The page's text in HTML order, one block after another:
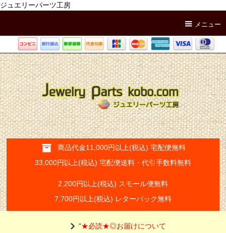
ジュエリーパーツ工房
メニュー
商品代金11,000円以上(税込) 宅配便無料
33,000円以上(税込) 宅配便送料・代引手数料無料
2,200円以上(税込) スモール便無料
7,700円以上(税込) レターパック無料
"★必読★◎お届けについて